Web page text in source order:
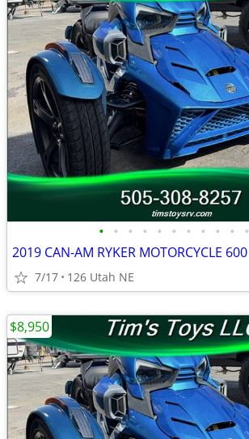
• • • • • • • • • • •
2019 CAN-AM RYKER MOTORCYCLE 600
7/17 126 Utah NE
$8,950